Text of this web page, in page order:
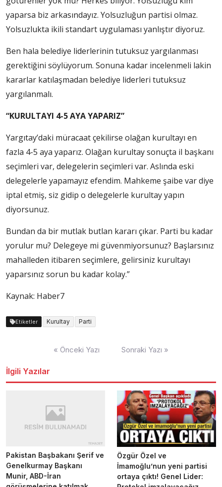
yaparsa biz arkasındayız. Yolsuzluğun partisi olmaz.
Yolsuzlukta ikili standart uygulaması yanlıştır diyoruz.
Ben hala belediye liderlerinin tutuksuz yargılanması
gerektiğini söylüyorum. Sonuna kadar incelenmeli lakin
kararlar katılaşmadan belediye liderleri tutuksuz
yargılanmalı.
“KURULTAYI 4-5 AYA YAPARIZ”
Yargıtay’daki müracaat çekilirse olağan kurultayı en
fazla 4-5 aya yaparız. Olağan kurultay sonuçta il başkanı
seçimleri var, delegelerin seçimleri var. Aslında eski
delegelerle yapamayız efendim. Mahkeme şaibe var diye
iptal etmiş, siz gidip o delegelerle kurultay yapın
diyorsunuz.
Bundan da bir mutlak butlan kararı çıkar. Parti bu kadar
yorulur mu? Delegeye mi güvenmiyorsunuz? Başlarsınız
mahalleden itibaren seçimlere, gelirsiniz kurultayı
yaparsınız sorun bu kadar kolay.”
Kaynak: Haber7
Etiketler Kurultay Parti
« Önceki Yazı Sonraki Yazı »
İlgili Yazılar
Pakistan Başbakanı Şerif ve
Genelkurmay Başkanı
Munir, ABD-İran
Özgür Özel ve
İmamoğlu’nun yeni partisi
ortaya çıktı! Genel Lider: